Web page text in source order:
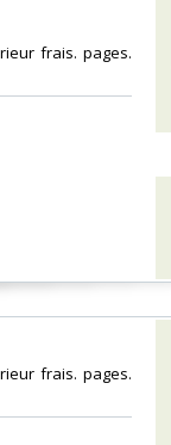
frais. pages.
frais. pages.